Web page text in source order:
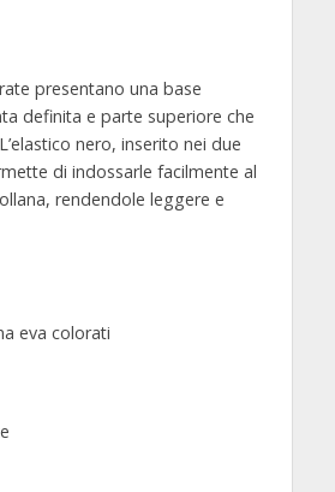
presentano una base
definita e parte superiore che
nero, inserito nei due
di indossarle facilmente al
rendendole leggere e
eva colorati